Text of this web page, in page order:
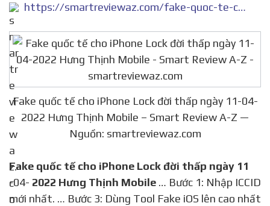
https://smartreviewaz.com/fake-quoc-te-cho-iphone-lock-doi-thap-ngay-11-04-2022-hung-thinh-mobile/
Fake quốc tế cho iPhone Lock đời thấp ngày 11-04-
2022 Hưng Thịnh Mobile – Smart Review A-Z —
Nguồn: smartreviewaz.com
Fake quốc tế cho iPhone Lock đời thấp ngày 11
-04- 2022 Hưng Thịnh Mobile … Bước 1: Nhập ICCID
mới nhất. … Bước 3: Dùng Tool Fake iOS lên cao nhất